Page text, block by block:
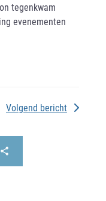
tegenkwam
evenementen
Volgend bericht